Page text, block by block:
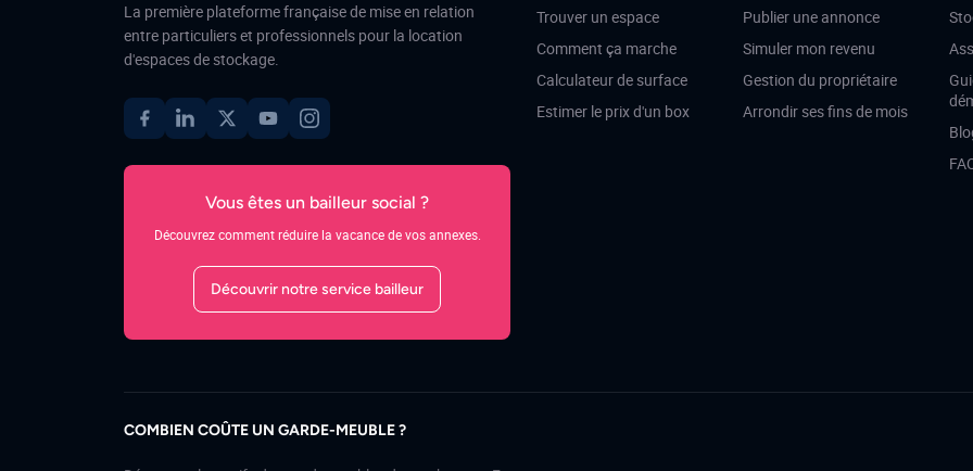
La première plateforme française de mise en relation
entre particuliers et professionnels pour la location
d'espaces de stockage.
Vous êtes un bailleur social ?
Découvrez comment réduire la vacance de vos annexes.
Découvrir notre service bailleur
Trouver un espace
Comment ça marche
Calculateur de surface
Estimer le prix d'un box
Publier une annonce
Simuler mon revenu
Gestion du propriétaire
Arrondir ses fins de mois
COMBIEN COÛTE UN GARDE-MEUBLE ?